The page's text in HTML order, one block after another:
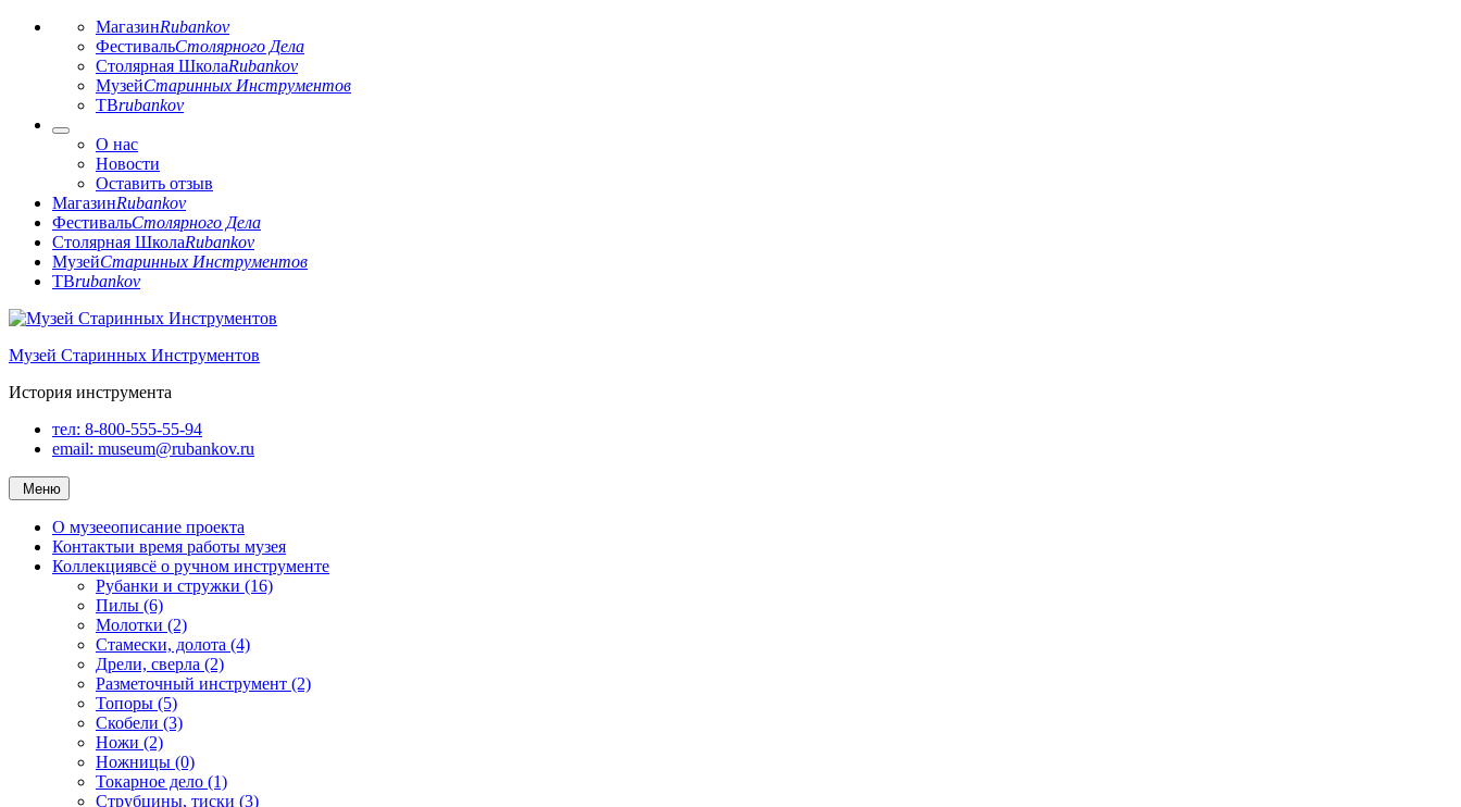
МагазинRubankov
ФестивальСтолярного Дела
Столярная ШколаRubankov
МузейСтаринных Инструментов
ТВrubankov
О нас
Новости
Оставить отзыв
МагазинRubankov
ФестивальСтолярного Дела
Столярная ШколаRubankov
МузейСтаринных Инструментов
ТВrubankov
Перейти
содержимому
Музей Старинных Инструментов
История инструмента
тел: 8-800-555-55-94
email: museum@rubankov.ru
Меню
О музееописание проекта
Контактыи время работы музея
Коллекциявсё о ручном инструменте
Рубанки и стружки (16)
Пилы (6)
Молотки (2)
Стамески, долота (4)
Дрели, сверла (2)
Разметочный инструмент (2)
Топоры (5)
Скобели (3)
Ножи (2)
Ножницы (0)
Токарное дело (1)
Струбцины, тиски (3)